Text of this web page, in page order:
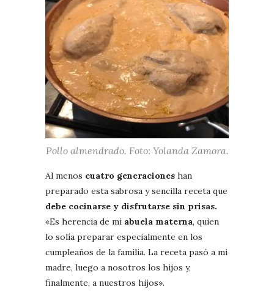
Pollo almendrado. Foto: Yolanda Zamora.
Al menos cuatro generaciones han
preparado esta sabrosa y sencilla receta que
debe cocinarse y disfrutarse sin prisas.
«Es herencia de mi abuela materna, quien
lo solía preparar especialmente en los
cumpleaños de la familia. La receta pasó a mi
madre, luego a nosotros los hijos y,
finalmente, a nuestros hijos».